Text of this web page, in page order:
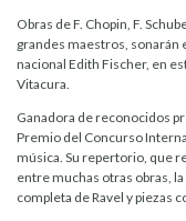
Obras de F. Chopin, F.
grandes maestros, sonarán
nacional Edith Fischer, en
Vitacura.
Ganadora de reconocidos
Premio del Concurso
música. Su repertorio, que
entre muchas otras obras,
completa de Ravel y piezas